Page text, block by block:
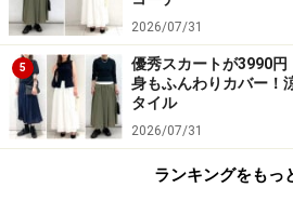
ピンクや、ホワイト系のナチュラ
の女性がオンオフ問わずにヘビ
です。
3. 1990円の買いやすい
2026/07/31
5
優秀スカートが3990
身もふんわりカバー！
タイル
2026/07/31
ランキングをもっ